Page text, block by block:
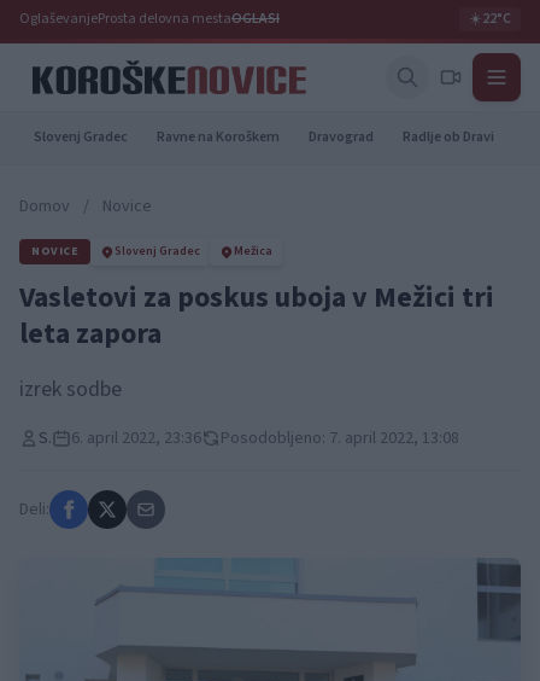
OglaševanjeProsta delovna mestaOGLASI ☀️22°C
Slovenj Gradec Ravne na Koroškem Dravograd Radlje ob Dravi
Domov / Novice
NOVICE Slovenj Gradec Mežica
Vasletovi za poskus uboja v Mežici tri
leta zapora
izrek sodbe
S. 6. april 2022, 23:36 Posodobljeno: 7. april 2022, 13:08
Deli: